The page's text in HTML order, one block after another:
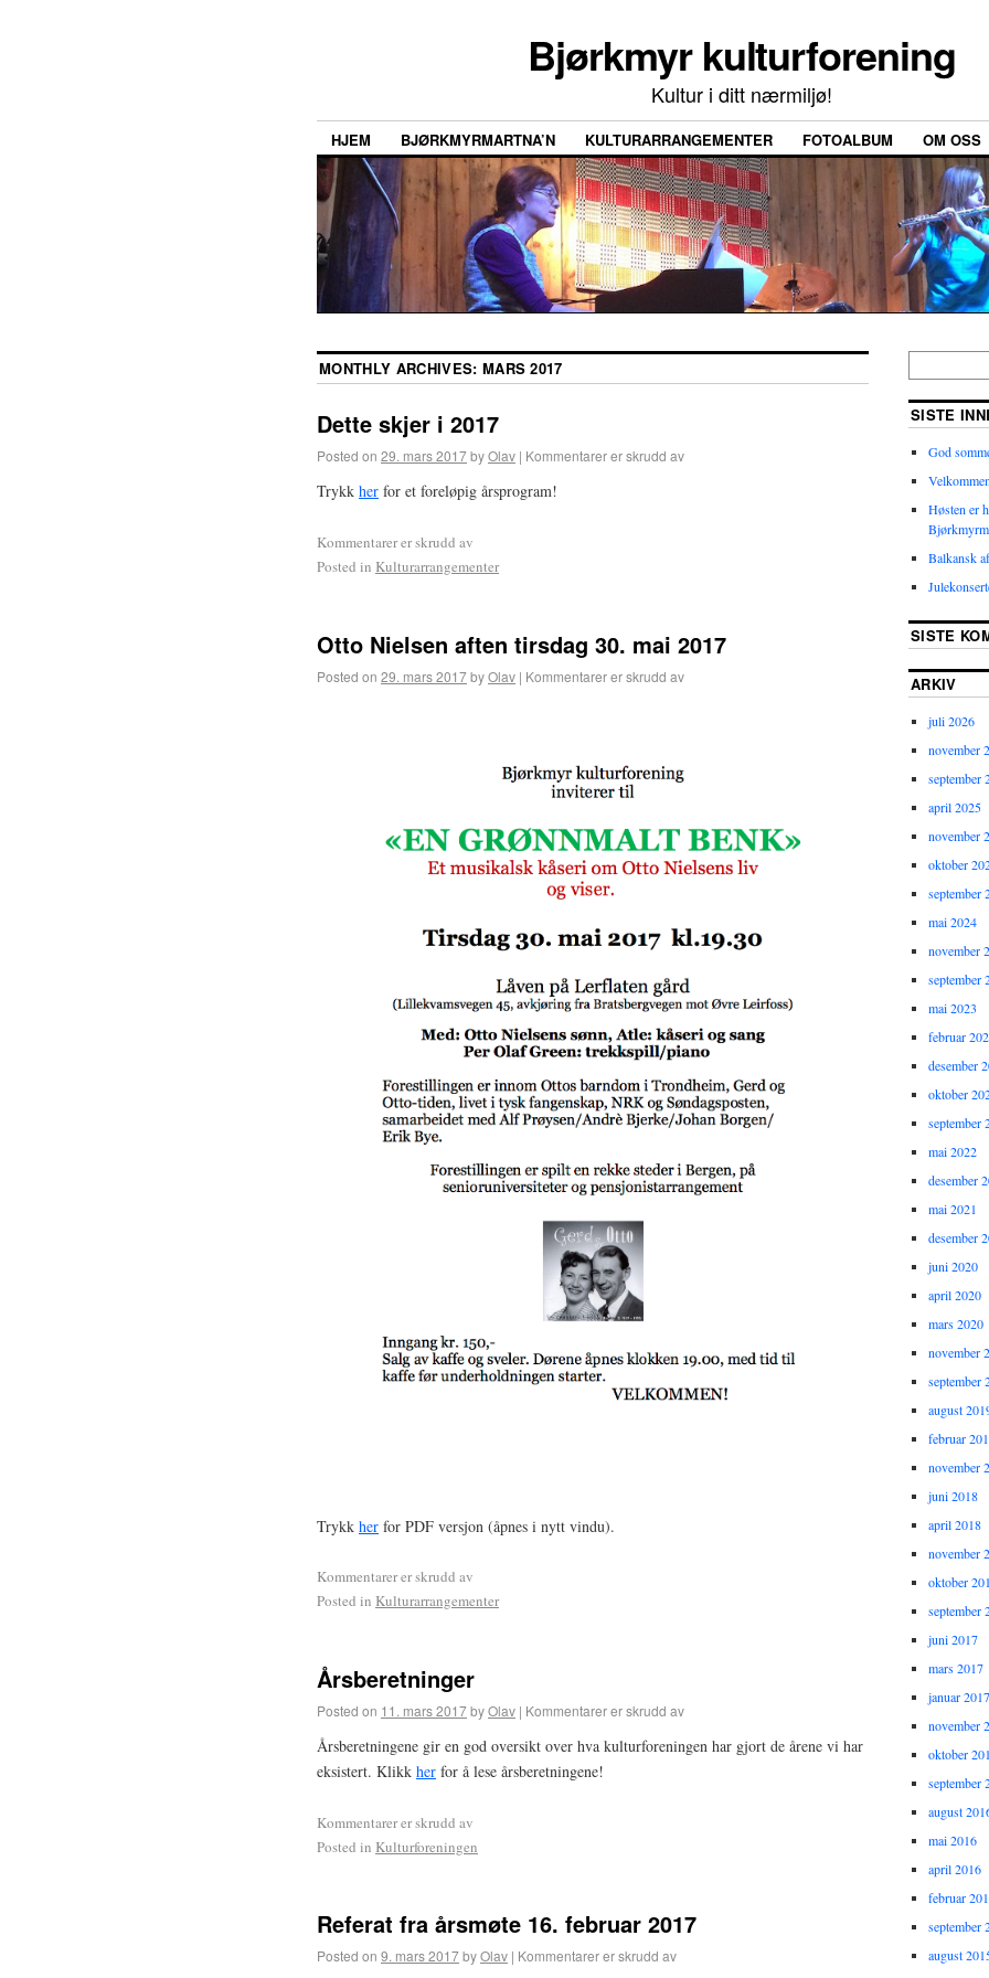
Bjørkmyr kulturforening
Kultur i ditt nærmiljø!
HJEM BJØRKMYRMARTNA’N KULTURARRANGEMENTER FOTOALBUM OM OSS
MONTHLY ARCHIVES: MARS 2017
Dette skjer i 2017
Posted on 29. mars 2017byOlav | Kommentarer er skrudd av
Trykk her for et foreløpig årsprogram!
Kommentarer er skrudd av
Posted in Kulturarrangementer
Otto Nielsen aften tirsdag 30. mai 2017
Posted on 29. mars 2017byOlav | Kommentarer er skrudd av
Trykk her for PDF versjon (åpnes i nytt vindu).
Kommentarer er skrudd av
Posted in Kulturarrangementer
Årsberetninger
Posted on 11. mars 2017byOlav | Kommentarer er skrudd av
Årsberetningene gir en god oversikt over hva kulturforeningen har gjort de årene vi har
eksistert. Klikk her for å lese årsberetningene!
Kommentarer er skrudd av
Posted in Kulturforeningen
Referat fra årsmøte 16. februar 2017
Posted on 9. mars 2017byOlav | Kommentarer er skrudd av
SISTE
God
Høsten er
Balkansk
SISTE
ARKIV
juli 2026
november
september
april 2025
november
oktober
september
mai 2024
november
september
mai 2023
februar
desember
oktober
september
mai 2022
desember
mai 2021
desember
juni 2020
april 2020
mars 2020
november
september
august
februar
november
juni 2018
april 2018
november
oktober
september
juni 2017
mars 2017
januar 2017
november
oktober
september
august
mai 2016
april 2016
februar
september
august